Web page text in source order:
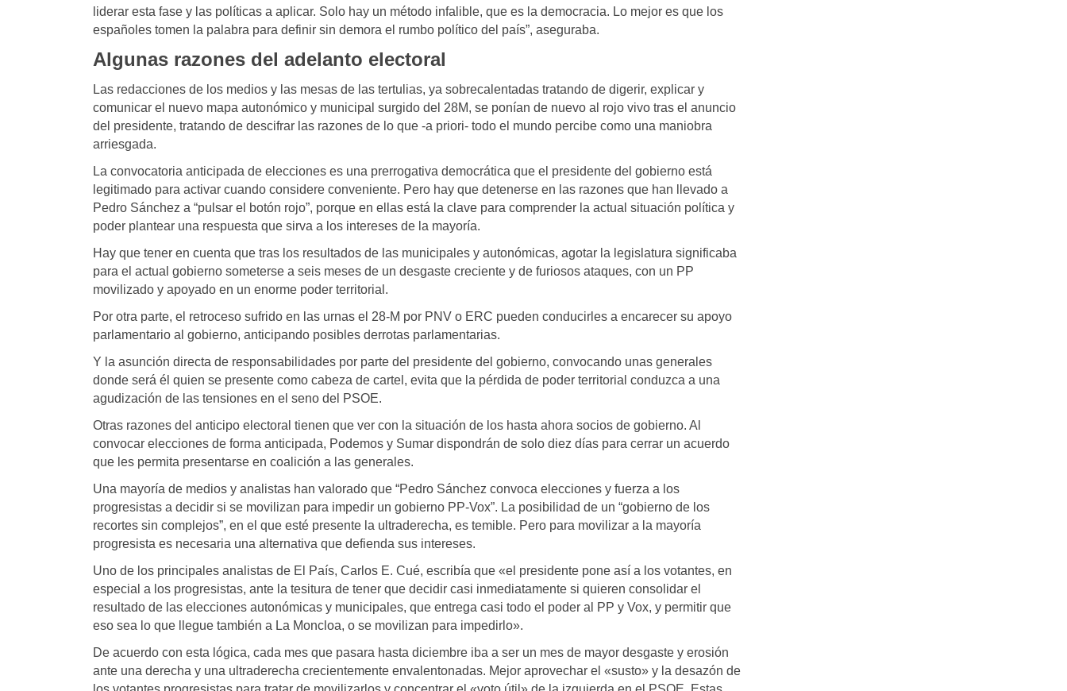
liderar esta fase y las políticas a aplicar. Solo hay un método infalible, que es la democracia. Lo mejor es que los
españoles tomen la palabra para definir sin demora el rumbo político del país”, aseguraba.
Algunas razones del adelanto electoral
Las redacciones de los medios y las mesas de las tertulias, ya sobrecalentadas tratando de digerir, explicar y
comunicar el nuevo mapa autonómico y municipal surgido del 28M, se ponían de nuevo al rojo vivo tras el anuncio
del presidente, tratando de descifrar las razones de lo que -a priori- todo el mundo percibe como una maniobra
arriesgada.
La convocatoria anticipada de elecciones es una prerrogativa democrática que el presidente del gobierno está
legitimado para activar cuando considere conveniente. Pero hay que detenerse en las razones que han llevado a
Pedro Sánchez a “pulsar el botón rojo”, porque en ellas está la clave para comprender la actual situación política y
poder plantear una respuesta que sirva a los intereses de la mayoría.
Hay que tener en cuenta que tras los resultados de las municipales y autonómicas, agotar la legislatura significaba
para el actual gobierno someterse a seis meses de un desgaste creciente y de furiosos ataques, con un PP
movilizado y apoyado en un enorme poder territorial.
Por otra parte, el retroceso sufrido en las urnas el 28-M por PNV o ERC pueden conducirles a encarecer su apoyo
parlamentario al gobierno, anticipando posibles derrotas parlamentarias.
Y la asunción directa de responsabilidades por parte del presidente del gobierno, convocando unas generales
donde será él quien se presente como cabeza de cartel, evita que la pérdida de poder territorial conduzca a una
agudización de las tensiones en el seno del PSOE.
Otras razones del anticipo electoral tienen que ver con la situación de los hasta ahora socios de gobierno. Al
convocar elecciones de forma anticipada, Podemos y Sumar dispondrán de solo diez días para cerrar un acuerdo
que les permita presentarse en coalición a las generales.
Una mayoría de medios y analistas han valorado que “Pedro Sánchez convoca elecciones y fuerza a los
progresistas a decidir si se movilizan para impedir un gobierno PP-Vox”. La posibilidad de un “gobierno de los
recortes sin complejos”, en el que esté presente la ultraderecha, es temible. Pero para movilizar a la mayoría
progresista es necesaria una alternativa que defienda sus intereses.
Uno de los principales analistas de El País, Carlos E. Cué, escribía que «el presidente pone así a los votantes, en
especial a los progresistas, ante la tesitura de tener que decidir casi inmediatamente si quieren consolidar el
resultado de las elecciones autonómicas y municipales, que entrega casi todo el poder al PP y Vox, y permitir que
eso sea lo que llegue también a La Moncloa, o se movilizan para impedirlo».
De acuerdo con esta lógica, cada mes que pasara hasta diciembre iba a ser un mes de mayor desgaste y erosión
ante una derecha y una ultraderecha crecientemente envalentonadas. Mejor aprovechar el «susto» y la desazón de